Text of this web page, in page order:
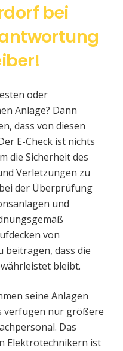
bei
oder
Anlage? Dann
dass von diesen
E-Check ist nichts
die Sicherheit des
Verletzungen zu
der Überprüfung
und
von
beitragen, dass die
bleibt.
seine Anlagen
verfügen nur größere
Das
Elektrotechnikern ist